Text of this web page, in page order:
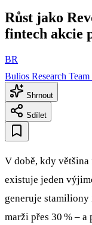
Růst jako
fintech akcie
BR
Bulios Research Team
Shrnout
Sdílet
V době, kdy
existuje jeden
generuje
marži přes 30 % –